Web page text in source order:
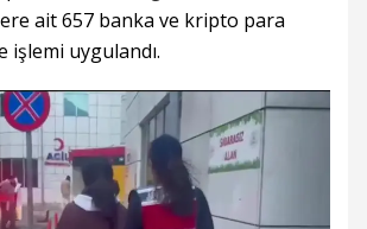
ait 657 banka ve kripto para
işlemi uygulandı.